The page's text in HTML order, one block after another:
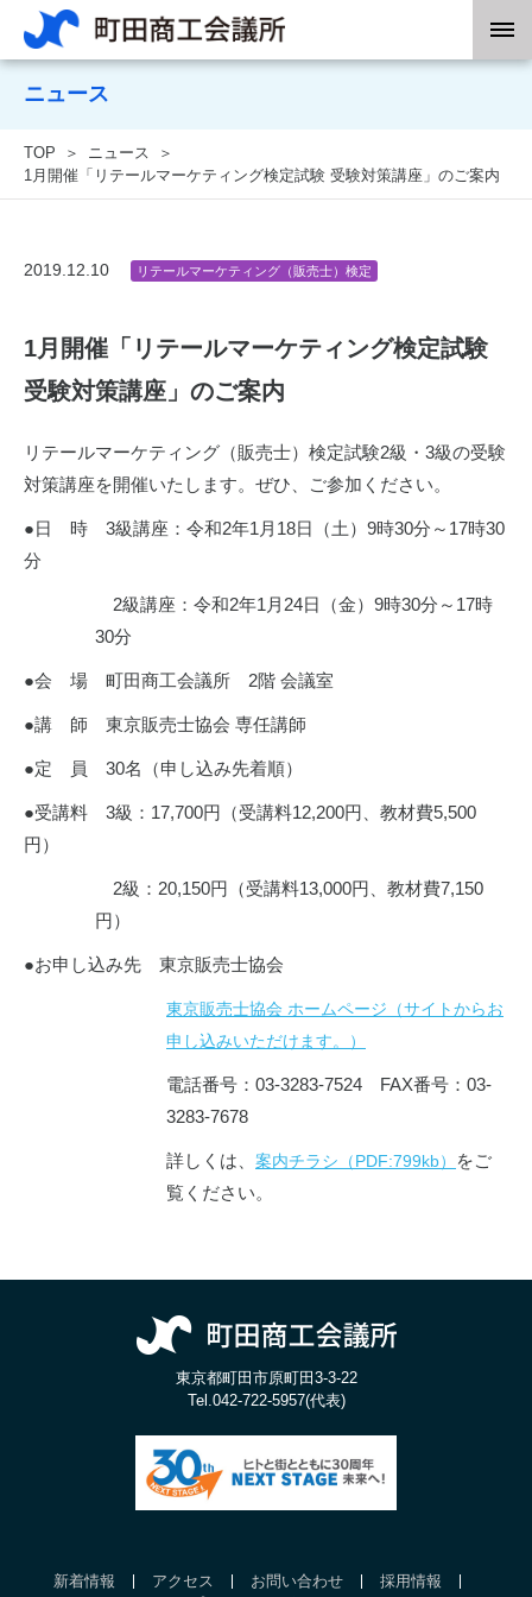
ニュース
TOP
ニュース
1月開催「リテールマーケティング検定試験 受験対策講座」のご案内
2019.12.10 リテールマーケティング（販売士）検定
1月開催「リテールマーケティング検定試験
受験対策講座」のご案内
リテールマーケティング（販売士）検定試験2級・3級の受験
対策講座を開催いたします。ぜひ、ご参加ください。
●日 時 3級講座：令和2年1月18日（土）9時30分～17時30
分
2級講座：令和2年1月24日（金）9時30分～17時
30分
●会 場 町田商工会議所 2階 会議室
●講 師 東京販売士協会 専任講師
●定 員 30名（申し込み先着順）
●受講料 3級：17,700円（受講料12,200円、教材費5,500
円）
2級：20,150円（受講料13,000円、教材費7,150
円）
●お申し込み先 東京販売士協会
東京販売士協会 ホームページ（サイトからお
申し込みいただけます。）
電話番号：03-3283-7524 FAX番号：03-
3283-7678
詳しくは、 案内チラシ（PDF:799kb）
をご
覧ください。
東京都町田市原町田3-3-22
Tel.042-722-5957(代表)
新着情報 アクセス お問い合わせ
採用情報